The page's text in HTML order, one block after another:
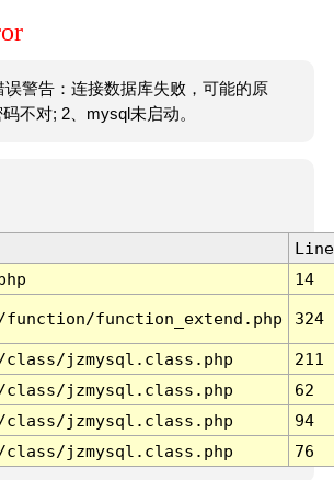
误警告：连接数据库失败，可能的原
不对; 2、mysql未启动。
Line
14
function/function_extend.php 324
class/jzmysql.class.php
211
class/jzmysql.class.php
62
class/jzmysql.class.php
94
class/jzmysql.class.php 76